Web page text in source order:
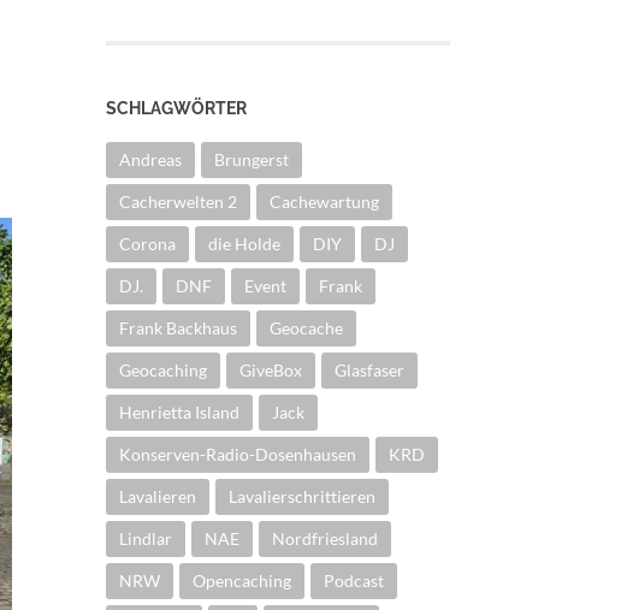
SCHLAGWÖRTER
Andreas Brungerst
Cacherwelten 2 Cachewartung
Corona die Holde DIY DJ
DJ. DNF Event Frank
Frank Backhaus Geocache
Geocaching GiveBox Glasfaser
Henrietta Island Jack
Konserven-Radio-Dosenhausen KRD
Lavalieren Lavalierschrittieren
Lindlar NAE Nordfriesland
NRW Opencaching Podcast